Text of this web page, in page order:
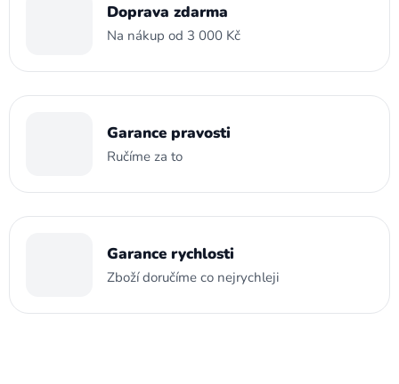
Doprava zdarma
Na nákup od 3 000 Kč
Garance pravosti
Ručíme za to
Garance rychlosti
Zboží doručíme co nejrychleji